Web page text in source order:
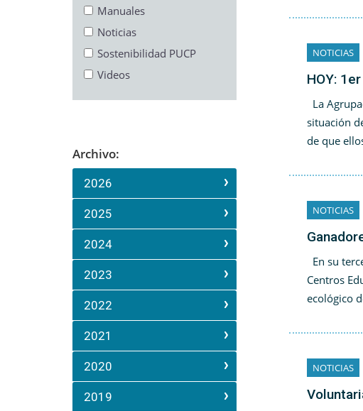
Manuales
Noticias
Sostenibilidad PUCP
Videos
Archivo:
2026
2025
2024
2023
2022
2021
2020
2019
NOTICIAS
HOY:
La
situación
de que
NOTICIAS
En su
Centros
ecológico
NOTICIAS